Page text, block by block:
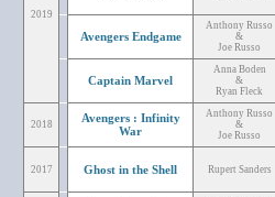
2019
Avengers Endgame
Anthony Russo
&
Joe Russo
Captain Marvel
Anna Boden
&
Ryan Fleck
2018
Avengers : Infinity
War
Anthony Russo
&
Joe Russo
2017 Ghost in the Shell Rupert Sanders